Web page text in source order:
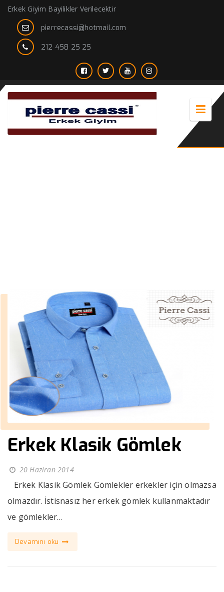
Erkek Giyim Bayilikler Verilecektir
pierrecassi@hotmail.com
212 458 25 25
Erkek Klasik Gömlek
20 Haziran 2014
Erkek Klasik Gömlek Gömlekler erkekler için olmazsa
olmazdır. İstisnasız her erkek gömlek kullanmaktadır
ve gömlekler...
Devamını oku